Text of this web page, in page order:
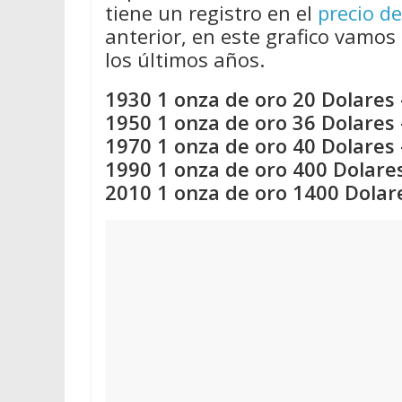
tiene un registro en el precio
anterior, en este grafico
los últimos años.
1930 1 onza de oro 20
1950 1 onza de oro 36
1970 1 onza de oro 40
1990 1 onza de oro 400
2010 1 onza de oro 1400